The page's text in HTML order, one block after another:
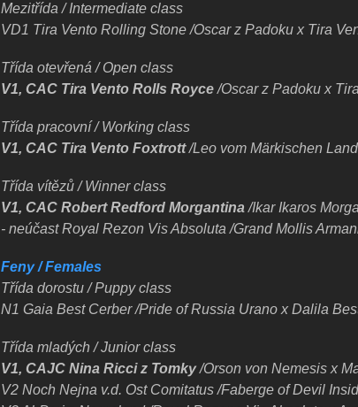
Mezitřída / Intermediate class
VD1 Tira Vento Rolling Stone/Oscar z Padoku x Tira
Třída otevřená / Open class
V1, CAC Tira Vento Rolls Royce/Oscar z Padoku x
Třída pracovní / Working class
V1, CAC Tira Vento Foxtrott/Leo vom Märkischen
Třída vítězů / Winner class
V1, CAC Robert Redford Morgantina/Ikar Ikaros
- neúčast Royal Rezon Vis Absoluta /Grand Mollis
Feny / Females
Třída dorostu / Puppy class
N1 Gaia Best Cerber /Pride of Russia Urano x Dalila
Třída mladých / Junior class
V1, CAJC Nina Ricci z Tomky/Orson von Nemesis x
V2 Noch Nejna v.d. Ost Comitatus /Faberge of Devil